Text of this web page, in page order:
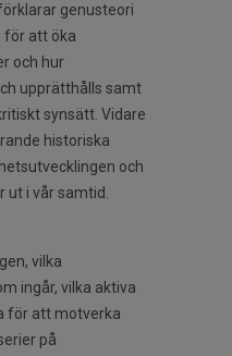
genusteori
för att öka
och hur
upprätthålls samt
synsätt. Vidare
historiska
och
i vår samtid.
vilka
ingår, vilka aktiva
för att motverka
på